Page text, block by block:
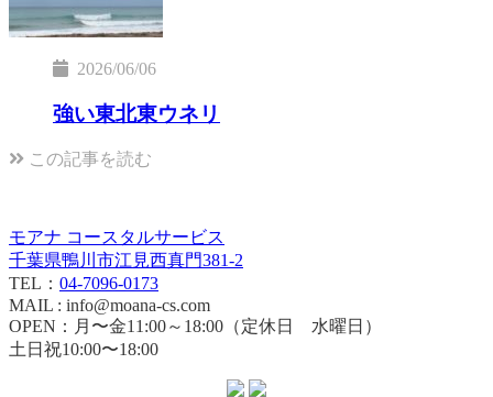
2026/06/06
強い東北東ウネリ
この記事を読む
モアナ コースタルサービス
千葉県鴨川市江見西真門381-2
TEL： 04-7096-0173
MAIL : info@moana-cs.com
OPEN：月〜金11:00～18:00（定休日 水曜日）
土日祝10:00〜18:00